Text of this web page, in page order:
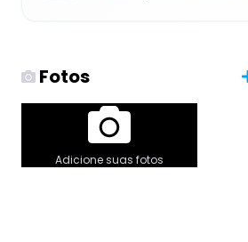
Fotos
Adicione suas fotos